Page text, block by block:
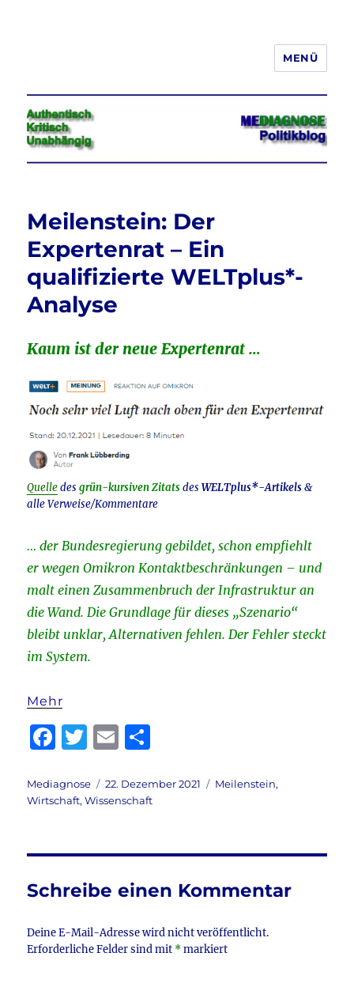
Jeder hat das Recht, seine
Meinung in Wort, Schrift und Bild
frei zu äußern und zu verbreiten
MENÜ
Meilenstein: Der
Expertenrat – Ein
qualifizierte WELTplus*-
Analyse
Kaum ist der neue Expertenrat …
Quelledesgrün-kursiven Zitats desWELTplus*-Artikels &
alle Verweise/Kommentare
… der Bundesregierung gebildet, schon empfiehlt
er wegen Omikron Kontaktbeschränkungen – und
malt einen Zusammenbruch der Infrastruktur an
die Wand. Die Grundlage für dieses „Szenario“
bleibt unklar, Alternativen fehlen. Der Fehler steckt
im System.
Mehr
F
c
e
o
o
T
it
te
E
ai
l
le
n
Autor
Mediagnose
Veröffentlicht
am
22. Dezember 2021 Kategorien
Meilenstein,
Wirtschaft,Wissenschaft
Schreibe einen Kommentar
Deine E-Mail-Adresse wird nicht veröffentlicht.
Erforderliche Felder sind mit *markiert